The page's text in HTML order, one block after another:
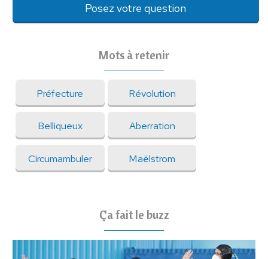
Posez votre question
Mots à retenir
Préfecture Révolution
Belliqueux Aberration
Circumambuler Maëlstrom
Ça fait le buzz